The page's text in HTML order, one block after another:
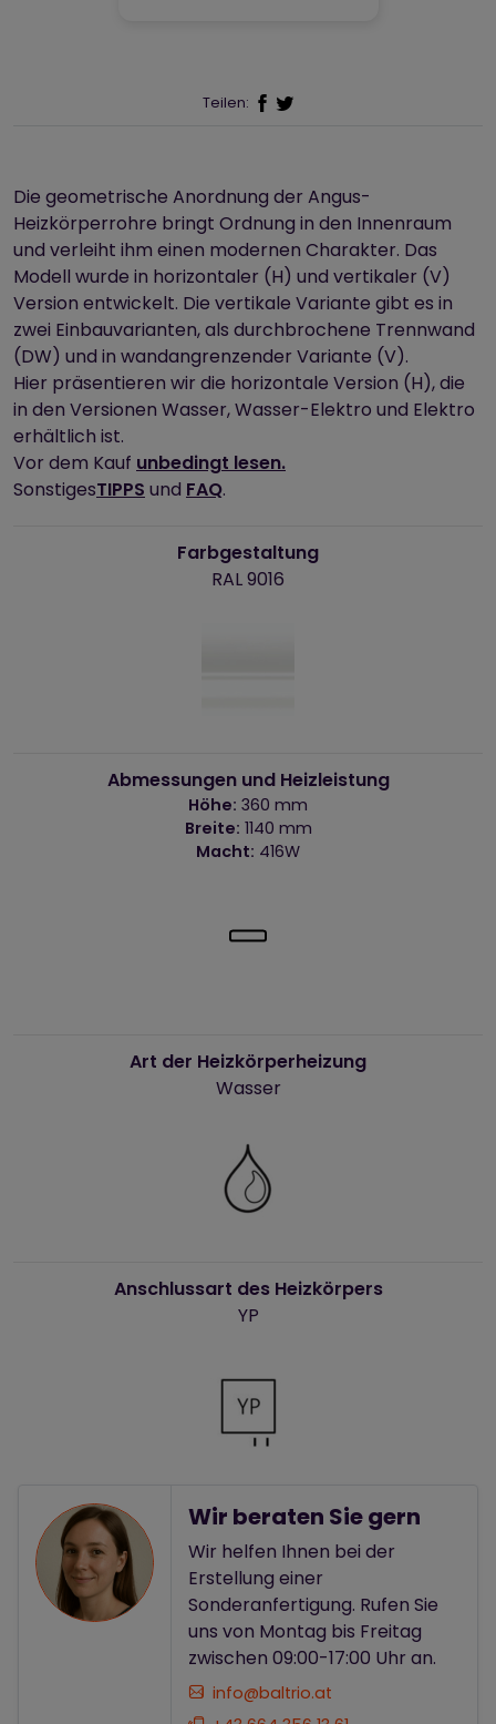
Teilen:
Die geometrische Anordnung der Angus-
Heizkörperrohre bringt Ordnung in den Innenraum
und verleiht ihm einen modernen Charakter. Das
Modell wurde in horizontaler (H) und vertikaler (V)
Version entwickelt. Die vertikale Variante gibt es in
zwei Einbauvarianten, als durchbrochene Trennwand
(DW) und in wandangrenzender Variante (V).
Hier präsentieren wir die horizontale Version (H), die
in den Versionen Wasser, Wasser-Elektro und Elektro
erhältlich ist.
Vor dem Kauf unbedingt lesen.
SonstigesTIPPS und FAQ.
Farbgestaltung
RAL 9016
Abmessungen und Heizleistung
Höhe: 360 mm
Breite: 1140 mm
Macht: 416W
Art der Heizkörperheizung
Wasser
Anschlussart des Heizkörpers
YP
Wir beraten Sie gern
Wir helfen Ihnen bei der
Erstellung einer
Sonderanfertigung. Rufen Sie
uns von Montag bis Freitag
zwischen 09:00-17:00 Uhr an.
info@baltrio.at